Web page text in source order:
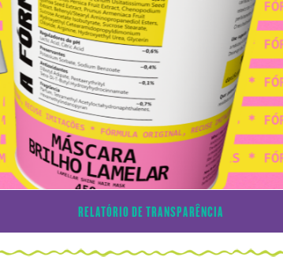
RELATÓRIO DE TRANSPARÊNCIA